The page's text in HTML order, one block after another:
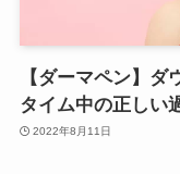
【ダーマペン】
タイム中の正しい
2022年8月11日